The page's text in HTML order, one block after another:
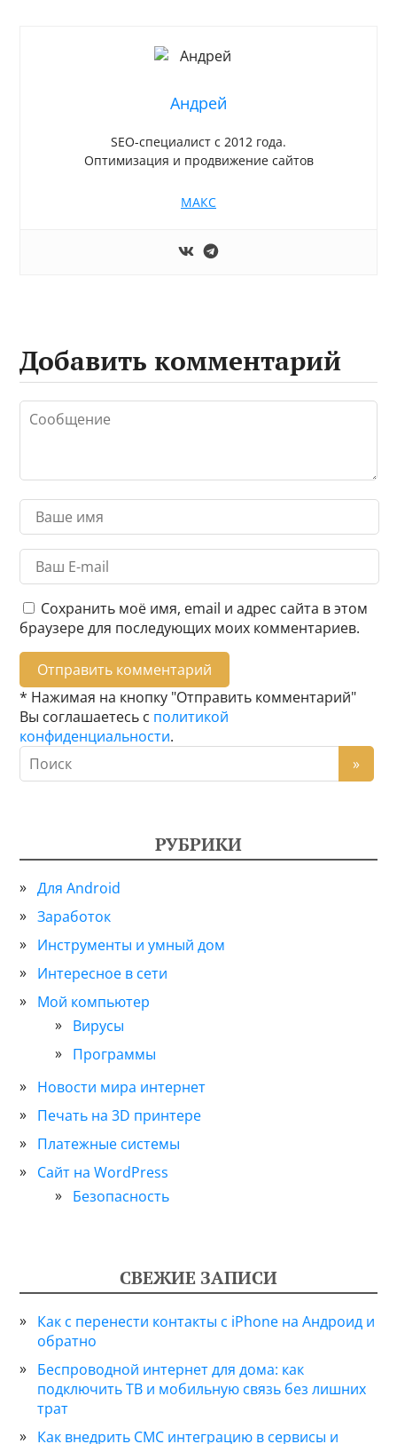
Андрей
SEO-специалист с 2012 года.
Оптимизация и продвижение сайтов
МАКС
Добавить комментарий
Сохранить моё имя, email и адрес сайта в этом
браузере для последующих моих комментариев.
* Нажимая на кнопку "Отправить комментарий"
Вы соглашаетесь с политикой
конфиденциальности.
РУБРИКИ
Для Android
Заработок
Инструменты и умный дом
Интересное в сети
Мой компьютер
Вирусы
Программы
Новости мира интернет
Печать на 3D принтере
Платежные системы
Сайт на WordPress
Безопасность
СВЕЖИЕ ЗАПИСИ
Как с перенести контакты с iPhone на Андроид и
обратно
Беспроводной интернет для дома: как
подключить ТВ и мобильную связь без лишних
трат
Как внедрить СМС интеграцию в сервисы и